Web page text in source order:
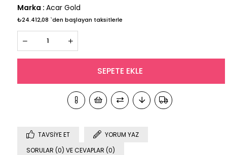
Marka : Acar Gold
₺24.412,08 `den başlayan taksitlerle
TAVSIYE ET
YORUM YAZ
SORULAR (0) VE CEVAPLAR (0)